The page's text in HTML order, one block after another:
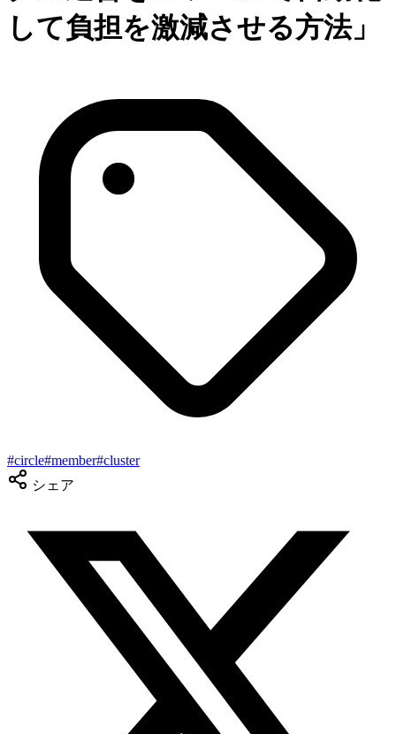
して負担を激減させる方法」
#circle#member#cluster
シェア